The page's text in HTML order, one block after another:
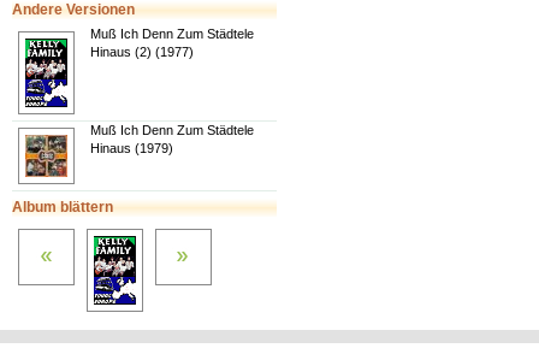
Andere Versionen
Muß Ich Denn Zum Städtele
Hinaus (2) (1977)
Muß Ich Denn Zum Städtele
Hinaus (1979)
Album blättern